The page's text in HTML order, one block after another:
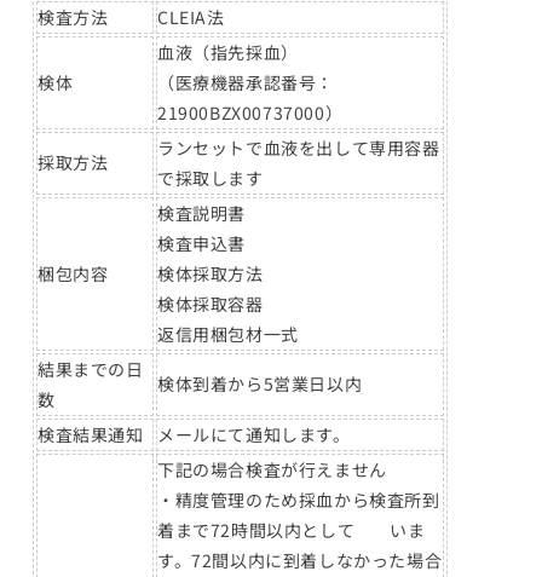
検査方法
CLEIA法
検体
血液（指先採血）
（医療機器承認番号：
21900BZX00737000）
採取方法
ランセットで血液を出して専用容器
で採取します
梱包内容
検査説明書
検査申込書
検体採取方法
検体採取容器
返信用梱包材一式
結果までの日
数
検体到着から5営業日以内
検査結果通知 メールにて通知します。
下記の場合検査が行えません
・精度管理のため採血から検査所到
着まで72時間以内として いま
す。72間以内に到着しなかった場合